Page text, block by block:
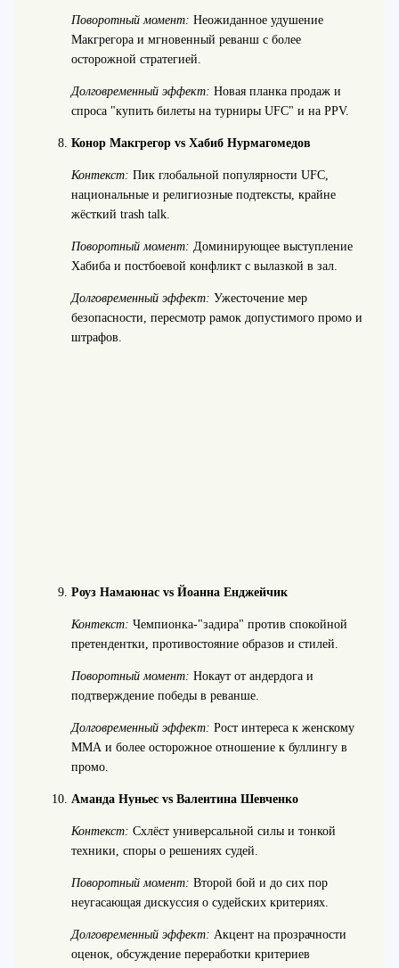
Поворотный момент: Неожиданное удушение
Макгрегора и мгновенный реванш с более
осторожной стратегией.
Долговременный эффект: Новая планка продаж и
спроса "купить билеты на турниры UFC" и на PPV.
Конор Макгрегор vs Хабиб Нурмагомедов
Контекст: Пик глобальной популярности UFC,
национальные и религиозные подтексты, крайне
жёсткий trash talk.
Поворотный момент: Доминирующее выступление
Хабиба и постбоевой конфликт с вылазкой в зал.
Долговременный эффект: Ужесточение мер
безопасности, пересмотр рамок допустимого промо и
штрафов.
Роуз Намаюнас vs Йоанна Енджейчик
Контекст: Чемпионка-"задира" против спокойной
претендентки, противостояние образов и стилей.
Поворотный момент: Нокаут от андердога и
подтверждение победы в реванше.
Долговременный эффект: Рост интереса к женскому
ММА и более осторожное отношение к буллингу в
промо.
Аманда Нуньес vs Валентина Шевченко
Контекст: Схлёст универсальной силы и тонкой
техники, споры о решениях судей.
Поворотный момент: Второй бой и до сих пор
неугасающая дискуссия о судейских критериях.
Долговременный эффект: Акцент на прозрачности
оценок, обсуждение переработки критериев